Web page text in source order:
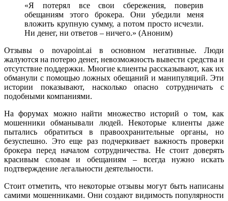
«Я потерял все свои сбережения, поверив
обещаниям этого брокера. Они убедили меня
вложить крупную сумму, а потом просто исчезли.
Ни денег, ни ответов – ничего.» (Аноним)
Отзывы о novapoint.ai в основном негативные. Люди
жалуются на потерю денег, невозможность вывести средства и
отсутствие поддержки. Многие клиенты рассказывают, как их
обманули с помощью ложных обещаний и манипуляций. Эти
истории показывают, насколько опасно сотрудничать с
подобными компаниями.
На форумах можно найти множество историй о том, как
мошенники обманывали людей. Некоторые клиенты даже
пытались обратиться в правоохранительные органы, но
безуспешно. Это еще раз подчеркивает важность проверки
брокера перед началом сотрудничества. Не стоит доверять
красивым словам и обещаниям – всегда нужно искать
подтверждение легальности деятельности.
Стоит отметить, что некоторые отзывы могут быть написаны
самими мошенниками. Они создают видимость популярности